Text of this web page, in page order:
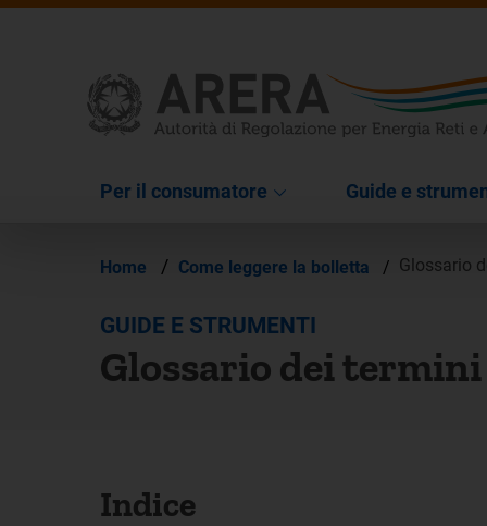
Per il consumatore Guide e
Home / Come leggere la bolletta / Glossario
GUIDE E STRUMENTI
Glossario dei termini
Indice